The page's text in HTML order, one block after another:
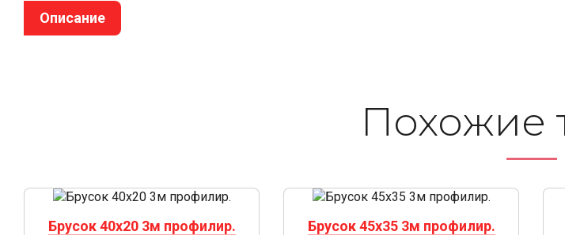
Описание
Похожие
Брусок 40х20 3м профилир. Брусок 45х35 3м профилир.